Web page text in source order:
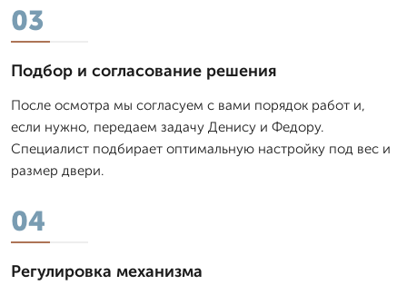
03
Подбор и согласование решения
После осмотра мы согласуем с вами порядок работ и,
если нужно, передаем задачу Денису и Федору.
Специалист подбирает оптимальную настройку под вес и
размер двери.
04
Регулировка механизма